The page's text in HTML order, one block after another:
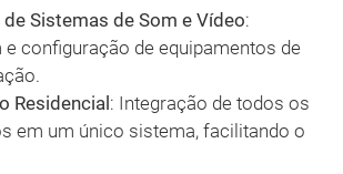
Sistemas de Som e Vídeo:
e configuração de equipamentos de
Residencial : Integração de todos os
em um único sistema, facilitando o